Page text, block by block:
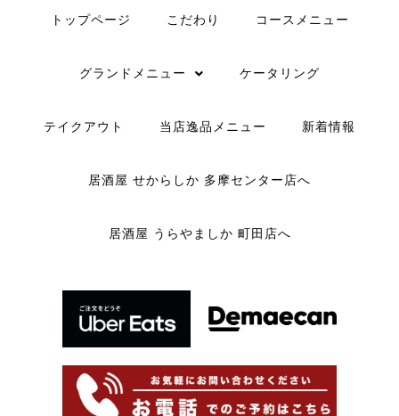
トップページ こだわり コースメニュー
グランドメニュー ケータリング
テイクアウト 当店逸品メニュー 新着情報
居酒屋 せからしか 多摩センター店へ
居酒屋 うらやましか 町田店へ